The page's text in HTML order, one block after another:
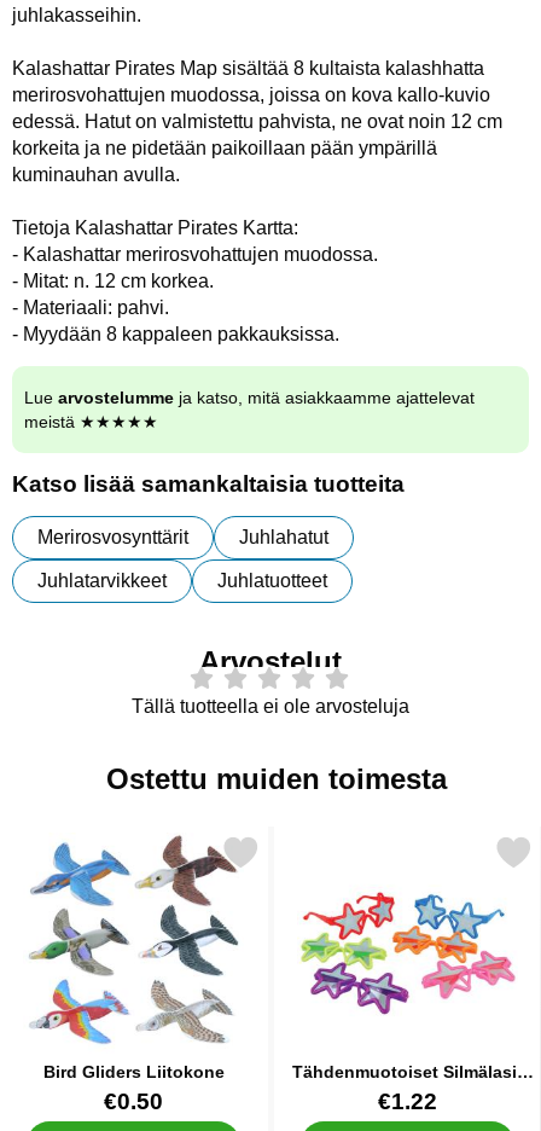
juhlakasseihin.
Kalashattar Pirates Map sisältää 8 kultaista kalashhatta
merirosvohattujen muodossa, joissa on kova kallo-kuvio
edessä. Hatut on valmistettu pahvista, ne ovat noin 12 cm
korkeita ja ne pidetään paikoillaan pään ympärillä
kuminauhan avulla.
Tietoja Kalashattar Pirates Kartta:
- Kalashattar merirosvohattujen muodossa.
- Mitat: n. 12 cm korkea.
- Materiaali: pahvi.
- Myydään 8 kappaleen pakkauksissa.
Lue arvostelumme ja katso, mitä asiakkaamme ajattelevat
meistä ★★★★★
Katso lisää samankaltaisia tuotteita
Merirosvosynttärit Juhlahatut
Juhlatarvikkeet Juhlatuotteet
Arvostelut
Tällä tuotteella ei ole arvosteluja
Ostettu muiden toimesta
Bird Gliders Liitokone
Tuote.nro 35807
€0.50
Merkitse bird Gliders Liitokone suosikiksi
Tähdenmuotoiset Silmälasit
Lapsille
Tuote.nro 85128
€1.22
Merkitse tähdenmuotoiset